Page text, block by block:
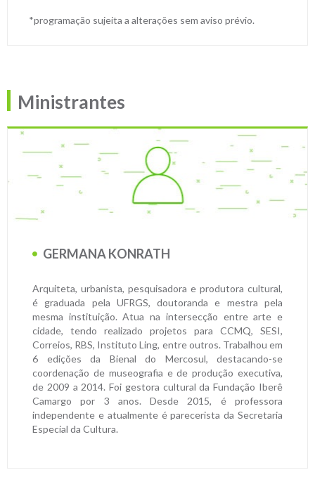
*programação sujeita a alterações sem aviso prévio.
Ministrantes
GERMANA KONRATH
Arquiteta, urbanista, pesquisadora e produtora cultural,
é graduada pela UFRGS, doutoranda e mestra pela
mesma instituição. Atua na intersecção entre arte e
cidade, tendo realizado projetos para CCMQ, SESI,
Correios, RBS, Instituto Ling, entre outros. Trabalhou em
6 edições da Bienal do Mercosul, destacando-se
coordenação de museografia e de produção executiva,
de 2009 a 2014. Foi gestora cultural da Fundação Iberê
Camargo por 3 anos. Desde 2015, é professora
independente e atualmente é parecerista da Secretaria
Especial da Cultura.